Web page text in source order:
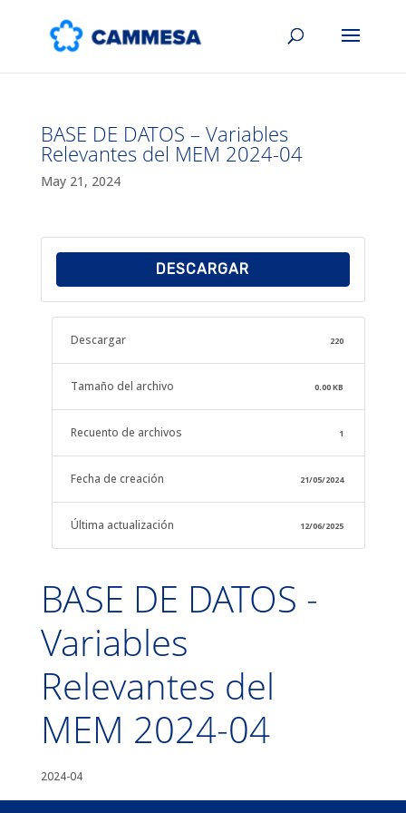
BASE DE DATOS – Variables
Relevantes del MEM 2024-04
May 21, 2024
DESCARGAR
Descargar 220
Tamaño del archivo 0.00 KB
Recuento de archivos 1
Fecha de creación 21/05/2024
Última actualización 12/06/2025
BASE DE DATOS -
Variables
Relevantes del
MEM 2024-04
2024-04